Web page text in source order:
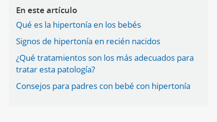
En este artículo
Qué es la hipertonía en los bebés
Signos de hipertonía en recién nacidos
¿Qué tratamientos son los más adecuados para
tratar esta patología?
Consejos para padres con bebé con hipertonía